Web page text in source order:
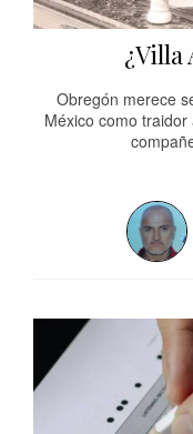
¿Villa
Obregón merece
México como